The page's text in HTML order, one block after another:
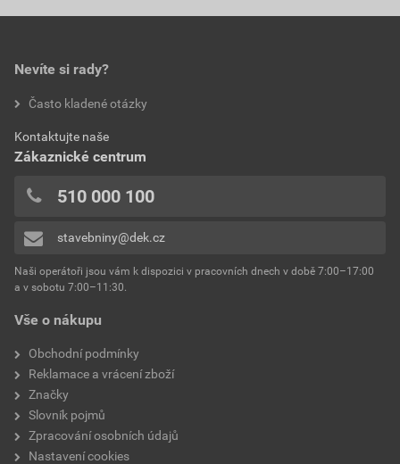
Vše o nákupu
Obchodní podmínky
Reklamace a vrácení zboží
Značky
Slovník pojmů
Zpracování osobních údajů
Nastavení cookies
Nevíte si rady?
Často kladené otázky
Kontaktujte naše
Zákaznické centrum
510 000 100
stavebniny@dek.cz
Naši operátoři jsou vám k dispozici v pracovních dnech v době 7:00–17:00
a v sobotu 7:00–11:30.